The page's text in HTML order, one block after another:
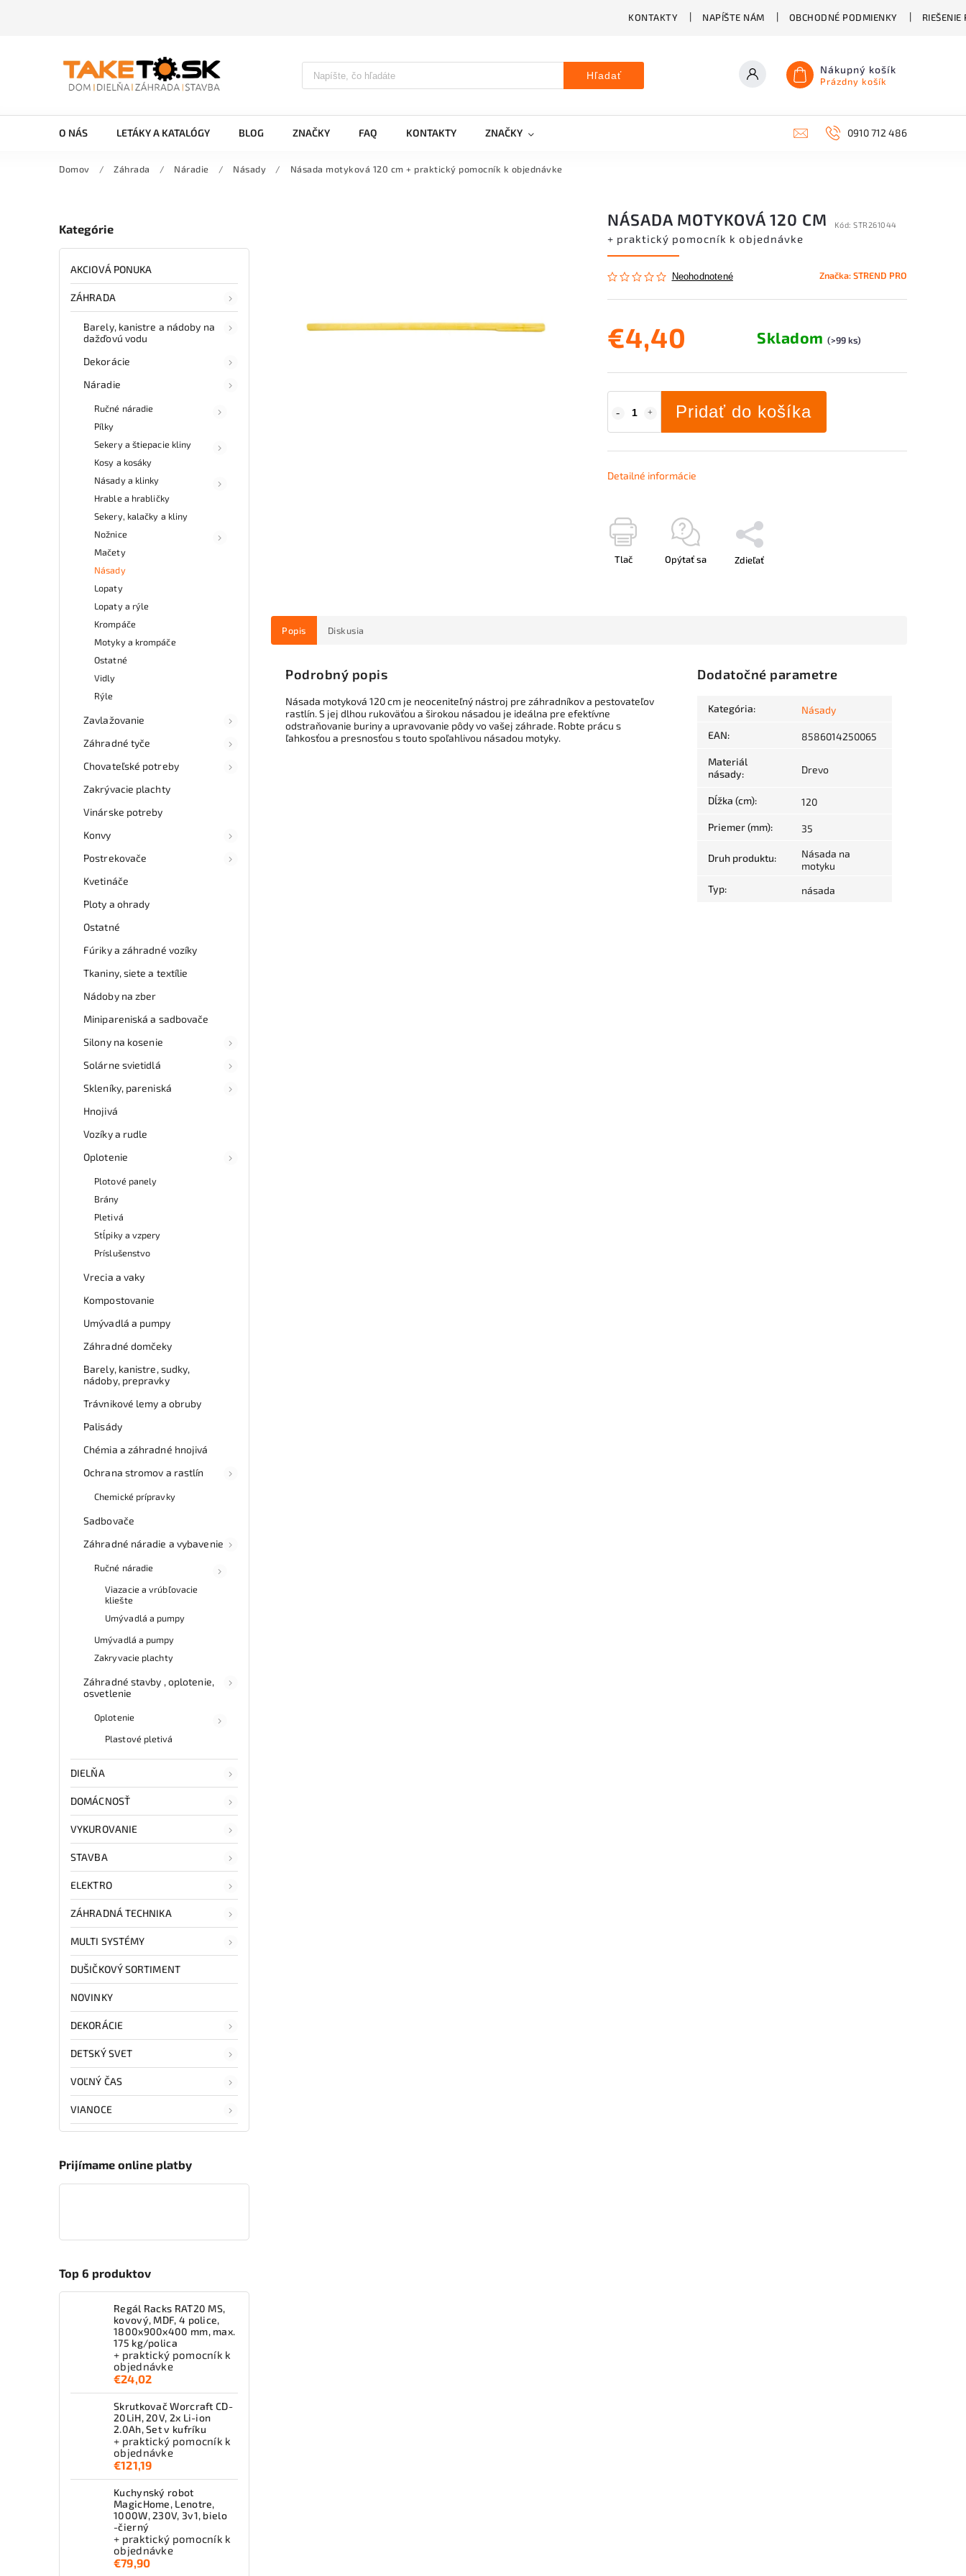
KONTAKTY NAPÍŠTE NÁM OBCHODNÉ PODMIENKY RIEŠENIE
Hľadať Nákupný košík
Prázdny košík
O NÁS LETÁKY A KATALÓGY BLOG ZNAČKY FAQ KONTAKTY ZNAČKY 0910 712 486
Domov / Záhrada / Náradie / Násady / Násada motyková 120 cm + praktický pomocník k objednávke
Kategórie
AKCIOVÁ PONUKA
ZÁHRADA
Barely, kanistre a nádoby na
dažďovú vodu
Dekorácie
Náradie
Ručné náradie
Pílky
Sekery a štiepacie kliny
Kosy a kosáky
Násady a klinky
Hrable a hrabličky
Sekery, kalačky a kliny
Nožnice
Mačety
Násady
Lopaty
Lopaty a rýle
Krompáče
Motyky a krompáče
Ostatné
Vidly
Rýle
Zavlažovanie
Záhradné tyče
Chovateľské potreby
Zakrývacie plachty
Vinárske potreby
Konvy
Postrekovače
Kvetináče
Ploty a ohrady
Ostatné
Fúriky a záhradné vozíky
Tkaniny, siete a textílie
Nádoby na zber
Minipareniská a sadbovače
Silony na kosenie
Solárne svietidlá
Skleníky, pareniská
Hnojivá
Vozíky a rudle
Oplotenie
Plotové panely
Brány
Pletivá
Stĺpiky a vzpery
Príslušenstvo
Vrecia a vaky
Kompostovanie
Umývadlá a pumpy
Záhradné domčeky
Barely, kanistre, sudky,
nádoby, prepravky
Trávnikové lemy a obruby
Palisády
Chémia a záhradné hnojivá
Ochrana stromov a rastlín
Chemické prípravky
Sadbovače
Záhradné náradie a vybavenie
Ručné náradie
Viazacie a vrúbľovacie
kliešte
Umývadlá a pumpy
Umývadlá a pumpy
Zakryvacie plachty
Záhradné stavby , oplotenie,
osvetlenie
Oplotenie
Plastové pletivá
DIELŇA
DOMÁCNOSŤ
VYKUROVANIE
STAVBA
ELEKTRO
ZÁHRADNÁ TECHNIKA
MULTI SYSTÉMY
DUŠIČKOVÝ SORTIMENT
NOVINKY
DEKORÁCIE
DETSKÝ SVET
VOĽNÝ ČAS
VIANOCE
Prijímame online platby
Top 6 produktov
Regál Racks RAT20 MS,
kovový, MDF, 4 police,
1800x900x400 mm, max.
175 kg/polica
+ praktický pomocník k
objednávke
€24,02
Skrutkovač Worcraft CD-
20LiH, 20V, 2x Li-ion
2.0Ah, Set v kufríku
+ praktický pomocník k
objednávke
€121,19
Kuchynský robot
MagicHome, Lenotre,
1000W, 230V, 3v1, bielo
-čierný
+ praktický pomocník k
objednávke
€79,90
NÁSADA MOTYKOVÁ 120 CM
+ praktický pomocník k objednávke
Kód: STR261044
Neohodnotené Značka:STREND PRO
€4,40 Skladom(>99 ks)
Pridať do košíka
Detailné informácie
Tlač Opýtať sa Zdieľať
Popis Diskusia
Podrobný popis
Násada motyková 120 cm je neoceniteľný nástroj pre záhradníkov a pestovateľov
rastlín. S jej dlhou rukoväťou a širokou násadou je ideálna pre efektívne
odstraňovanie buriny a upravovanie pôdy vo vašej záhrade. Robte prácu s
ľahkosťou a presnosťou s touto spoľahlivou násadou motyky.
Dodatočné parametre
Kategória: Násady
EAN: 8586014250065
Materiál
násady: Drevo
Dĺžka (cm): 120
Priemer (mm): 35
Druh produktu:
Násada na
motyku
Typ: násada